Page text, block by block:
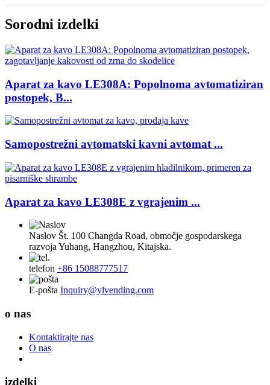
Sorodni izdelki
Aparat za kavo LE308A: Popolnoma avtomatiziran
postopek, B...
Samopostrežni avtomatski kavni avtomat ...
Aparat za kavo LE308E z vgrajenim ...
Naslov Št. 100 Changda Road, območje gospodarskega
razvoja Yuhang, Hangzhou, Kitajska.
telefon +86 15088777517
E-pošta Inquiry@ylvending.com
o nas
Kontaktirajte nas
O nas
izdelki